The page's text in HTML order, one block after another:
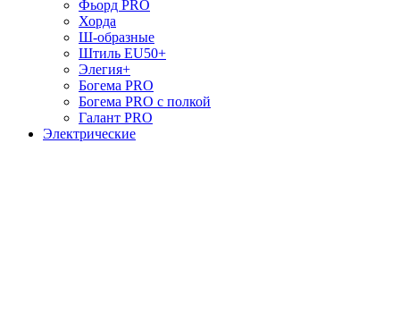
Фьорд PRO
Хорда
Ш-образные
Штиль EU50+
Элегия+
Богема PRO
Богема PRO с полкой
Галант PRO
Электрические